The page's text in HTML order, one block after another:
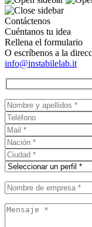
Contáctenos
Cuéntanos tu idea
Rellena el formulario
O escríbenos a la
info@instabilelab.it